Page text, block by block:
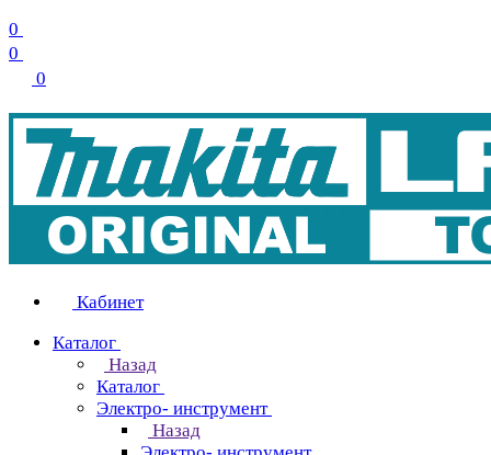
0
0
0
Кабинет
Каталог
Назад
Каталог
Электро- инструмент
Назад